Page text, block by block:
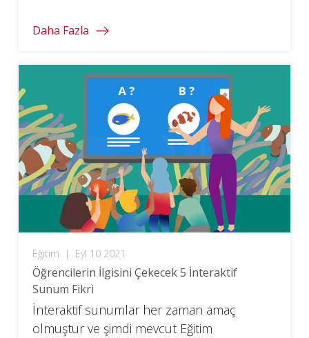
Daha Fazla
Eğitim | Eyl 10 2021
Öğrencilerin İlgisini Çekecek 5 İnteraktif
Sunum Fikri
İnteraktif sunumlar her zaman amaç
olmuştur ve şimdi mevcut Eğitim